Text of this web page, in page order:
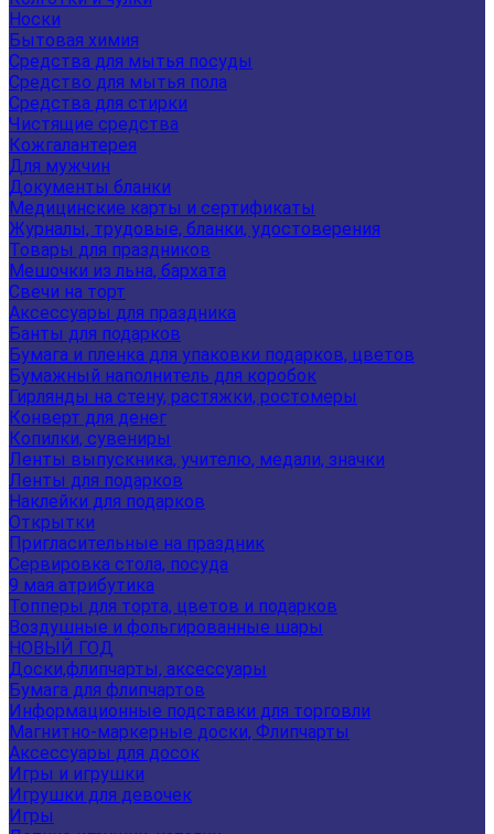
Носки
Бытовая химия
Средства для мытья посуды
Средство для мытья пола
Средства для стирки
Чистящие средства
Кожгалантерея
Для мужчин
Документы бланки
Медицинские карты и сертификаты
Журналы, трудовые, бланки, удостоверения
Товары для праздников
Мешочки из льна, бархата
Свечи на торт
Аксессуары для праздника
Банты для подарков
Бумага и пленка для упаковки подарков, цветов
Бумажный наполнитель для коробок
Гирлянды на стену, растяжки, ростомеры
Конверт для денег
Копилки, сувениры
Ленты выпускника, учителю, медали, значки
Ленты для подарков
Наклейки для подарков
Открытки
Пригласительные на праздник
Сервировка стола, посуда
9 мая атрибутика
Топперы для торта, цветов и подарков
Воздушные и фольгированные шары
НОВЫЙ ГОД
Доски,флипчарты, аксессуары
Бумага для флипчартов
Информационные подставки для торговли
Магнитно-маркерные доски, Флипчарты
Аксессуары для досок
Игры и игрушки
Игрушки для девочек
Игры